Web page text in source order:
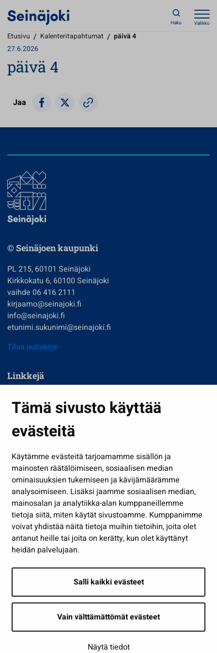
Tämä sivusto käyttää
evästeitä
Käytämme evästeitä tarjoamamme sisällön ja
mainosten räätälöimiseen, sosiaalisen median
ominaisuuksien tukemiseen ja kävijämäärämme
analysoimiseen. Lisäksi jaamme sosiaalisen median,
mainosalan ja analytiikka-alan kumppaneillemme
tietoja siitä, miten käytät sivustoamme. Kumppanimme
voivat yhdistää näitä tietoja muihin tietoihin, joita olet
antanut heille tai joita on kerätty, kun olet käyttänyt
heidän palvelujaan.
Salli kaikki evästeet
Vain välttämättömät evästeet
Näytä tiedot
Haku Valikko
Etusivu / Kalenteritapahtumat / päivä 4
27.6.2026
päivä 4
Jaa
© Seinäjoen kaupunki
PL 215, 60101 Seinäjoki
Kirkkokatu 6, 60100 Seinäjoki
vaihde 06 416 2111
kirjaamo@seinajoki.fi
info@seinajoki.fi
etunimi.sukunimi@seinajoki.fi
Tilaa uutiskirje
Linkkejä
Kasvatus ja opetus
Kulttuuri ja liikunta
Työ ja yrittäminen
Osallistu ja asioi
Näytä omat evästeasetukseni
Seuraa meitä